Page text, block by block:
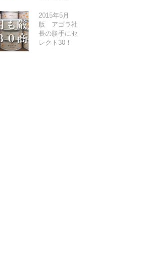
2015年5月
版 アゴラ社
長の勝手にセ
レクト30！